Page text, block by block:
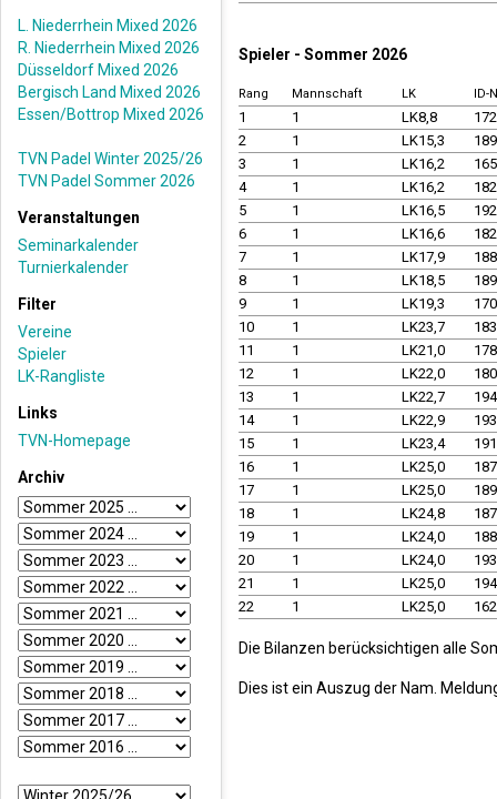
L. Niederrhein Mixed 2026
R. Niederrhein Mixed 2026
Düsseldorf Mixed 2026
Bergisch Land Mixed 2026
Essen/Bottrop Mixed 2026
TVN Padel Winter 2025/26
TVN Padel Sommer 2026
Veranstaltungen
Seminarkalender
Turnierkalender
Filter
Vereine
Spieler
LK-Rangliste
Links
TVN-Homepage
Archiv
Spieler - Sommer 2026
Rang Mannschaft LK ID-
1 1 LK8,8
2
1 LK15,3
3
1 LK16,2
4
1 LK16,2
5
1 LK16,5
6
1 LK16,6
7
1 LK17,9
8
1 LK18,5
9
1 LK19,3
10
1 LK23,7
11
1 LK21,0
12
1 LK22,0
13
1 LK22,7
14
1 LK22,9
15
1 LK23,4
16
1 LK25,0
17
1 LK25,0
18
1 LK24,8
19
1 LK24,0
20
1 LK24,0
21
1 LK25,0
22
1 LK25,0
Die Bilanzen berücksichtigen alle
Dies ist ein Auszug der Nam.